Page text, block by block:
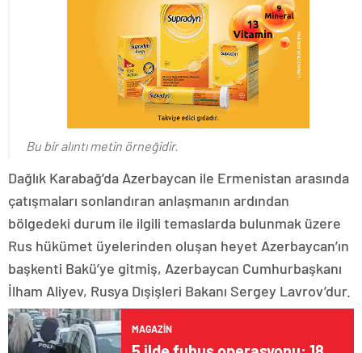
Bu bir alıntı metin örneğidir.
Dağlık Karabağ’da Azerbaycan ile Ermenistan arasında
çatışmaları sonlandıran anlaşmanın ardından
bölgedeki durum ile ilgili temaslarda bulunmak üzere
Rus hükümet üyelerinden oluşan heyet Azerbaycan’ın
başkenti Bakü’ye gitmiş, Azerbaycan Cumhurbaşkanı
İlham Aliyev, Rusya Dışişleri Bakanı Sergey Lavrov’dur.
MAGAZIN